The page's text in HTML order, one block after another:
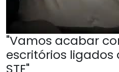
"Vamos acabar
escritórios ligados
STF"